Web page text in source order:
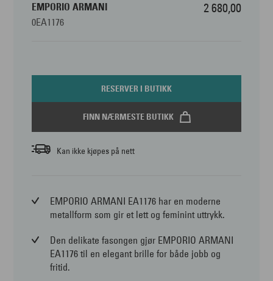
EMPORIO ARMANI
0EA1176
2 680,00
RESERVER I BUTIKK
FINN NÆRMESTE BUTIKK
Kan ikke kjøpes på nett
EMPORIO ARMANI EA1176 har en moderne
metallform som gir et lett og feminint uttrykk.
Den delikate fasongen gjør EMPORIO ARMANI
EA1176 til en elegant brille for både jobb og
fritid.